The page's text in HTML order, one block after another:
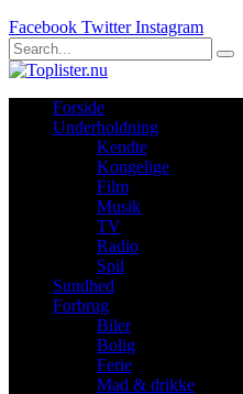
Facebook Twitter Instagram
Forside
Underholdning
Kendte
Kongelige
Film
Musik
TV
Radio
Spil
Sundhed
Forbrug
Biler
Bolig
Ferie
Mad & drikke